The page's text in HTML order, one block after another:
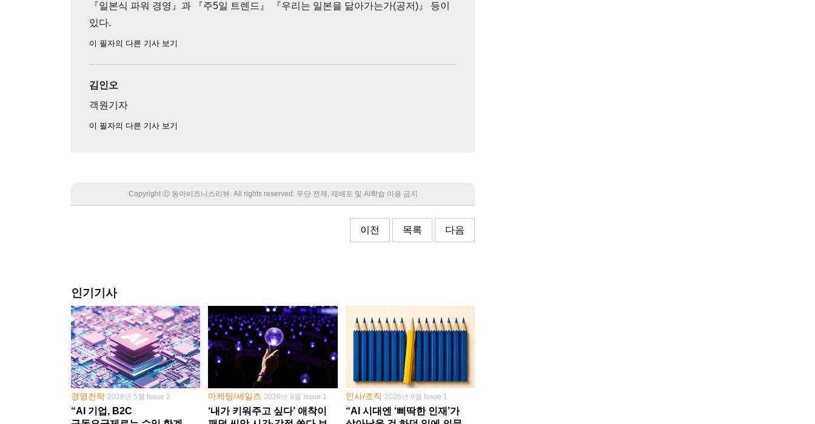
『일본식 파워 경영』과 『주5일 트렌드』 『우리는 일본을 닮아가는가(공저)』 등이
있다.
이 필자의 다른 기사 보기
김인오
객원기자
이 필자의 다른 기사 보기
Copyright Ⓒ 동아비즈니스리뷰. All rights reserved. 무단 전재, 재배포 및 AI학습 이용 금지
이전 목록 다음
인기기사
경영전략 2026년 5월 Issue 2
“AI 기업, B2C
마케팅/세일즈2026년 8월 Issue 1
‘내가 키워주고 싶다’ 애착이
인사/조직 2026년 6월 Issue 1
“AI 시대엔 ‘삐딱한 인재’가